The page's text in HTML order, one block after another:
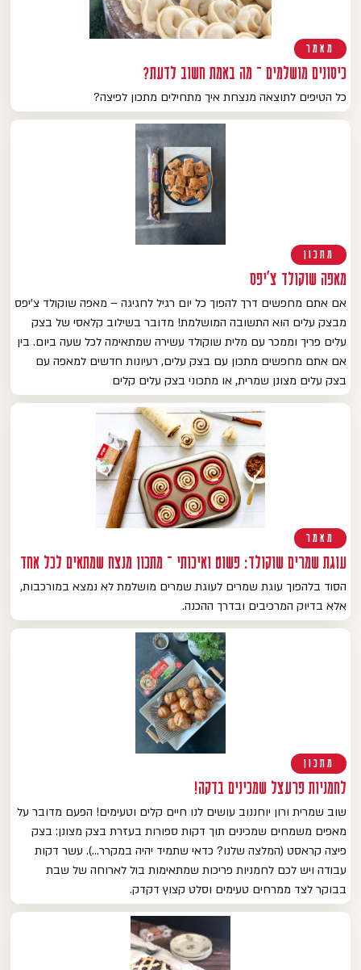
מאמר
כיסונים מושלמים – מה באמת חשוב לדעת?
כל הטיפים לתוצאה מנצחת איך מתחילים מתכון לפיצה?
מתכון
מאפה שוקולד צ'יפס
אם אתם מחפשים דרך להפוך כל יום רגיל לחגיגה – מאפה שוקולד צ'יפס
מבצק עלים הוא התשובה המושלמת! מדובר בשילוב קלאסי של בצק
עלים פריך וממכר עם מלית שוקולד עשירה שמתאימה לכל שעה ביום. בין
אם אתם מחפשים מתכון עם בצק עלים, רעיונות חדשים למאפה עם
בצק עלים מצונן שמרית, או מתכוני בצק עלים קלים
מאמר
עוגת שמרים שוקולד: פשוט ואיכותי – מתכון מנצח שמתאים לכל אחד
הסוד בלהפוך עוגת שמרים לעוגת שמרים מושלמת לא נמצא במורכבות,
אלא בדיוק המרכיבים ובדרך ההכנה.
מתכון
לחמניות פרעצל שמכינים בדקה!
שוב שמרית ורון יוחננוב עושים לנו חיים קלים וטעימים! הפעם מדובר על
מאפים משמחים שמכינים תוך דקות ספורות בעזרת בצק מצונן: בצק
פיצה קראסט (המלצה שלנו? כדאי שתמיד יהיה במקרר…). עשר דקות
עבודה ויש לכם לחמניות פריכות שמתאימות בול לארוחה של שבת
בבוקר לצד ממרחים טעימים וסלט קצוץ דקדק.